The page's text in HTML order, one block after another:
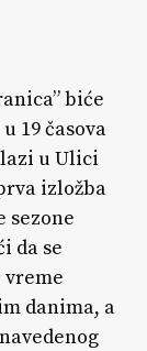
biće
19 časova
u Ulici
izložba
sezone
da se
vreme
danima, a